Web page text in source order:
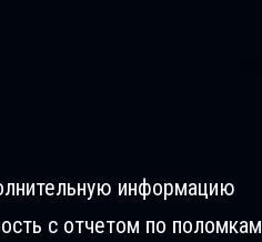
информацию
с отчетом по поломкам